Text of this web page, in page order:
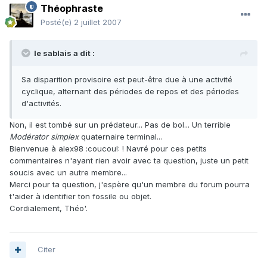
Théophraste
Posté(e) 2 juillet 2007
le sablais a dit :
Sa disparition provisoire est peut-être due à une activité
cyclique, alternant des périodes de repos et des périodes
d'activités.
Non, il est tombé sur un prédateur... Pas de bol... Un terrible
Modérator simplexquaternaire terminal...
Bienvenue à alex98 :coucou!: ! Navré pour ces petits
commentaires n'ayant rien avoir avec ta question, juste un petit
soucis avec un autre membre...
Merci pour ta question, j'espère qu'un membre du forum pourra
t'aider à identifier ton fossile ou objet.
Cordialement, Théo'.
Citer